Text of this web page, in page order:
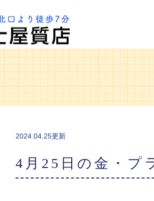
2024.04.25更新
4月25日の金・プ